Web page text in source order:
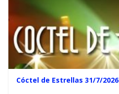
Cóctel de Estrellas 31/7/2026